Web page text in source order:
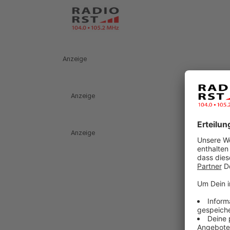
Anzeige
Anzeige
Anzeige